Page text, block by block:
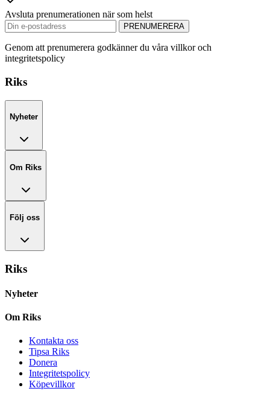
Avsluta prenumerationen när som helst
PRENUMERERA
Genom att prenumerera godkänner du våra villkor och
integritetspolicy
Riks
Nyheter
Om Riks
Följ oss
Riks
Nyheter
Om Riks
Kontakta oss
Tipsa Riks
Donera
Integritetspolicy
Köpevillkor